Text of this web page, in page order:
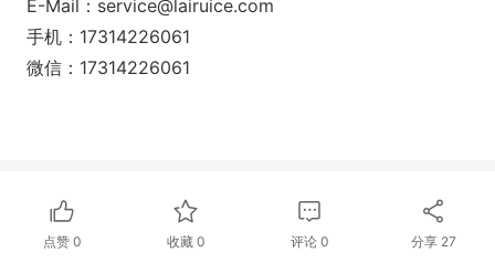
E-Mail：service@lairuice.com
手机：17314226061
微信：17314226061
点赞 0 收藏 0 评论 0 分享 27